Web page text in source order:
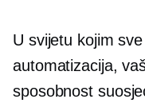
U svijetu kojim
automatizacija,
sposobnost